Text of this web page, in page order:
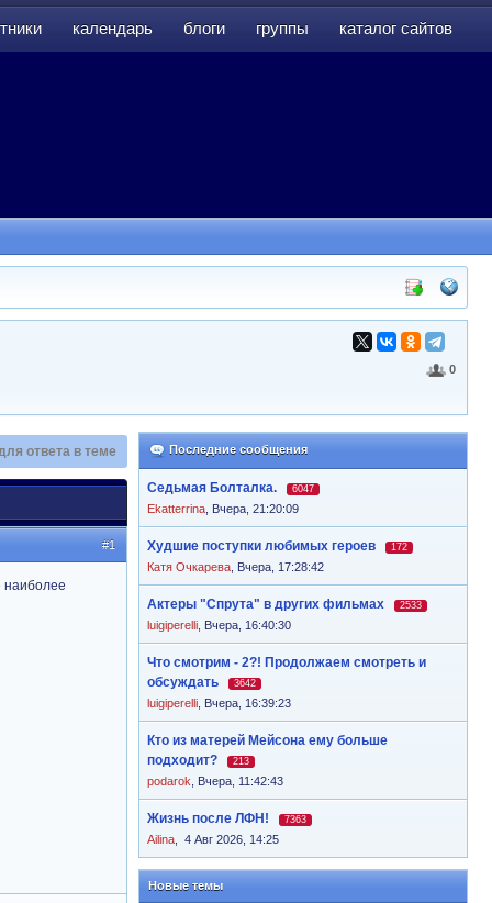
календарь блоги группы каталог сайтов
0
Последние сообщения
Седьмая Болталка. 6047
Ekatterrina Вчера, 21:20:09
Худшие поступки любимых героев 172
Катя Очкарева Вчера, 17:28:42
Актеры "Спрута" в других фильмах 2533
luigiperelli Вчера, 16:40:30
Что смотрим - 2?! Продолжаем смотреть и
обсуждать
3642
luigiperelli Вчера, 16:39:23
Кто из матерей Мейсона ему больше
подходит?
213
podarok Вчера, 11:42:43
Жизнь после ЛФН! 7363
Ailina 4 Авг 2026, 14:25
Новые темы
ответа в теме
#1
наиболее